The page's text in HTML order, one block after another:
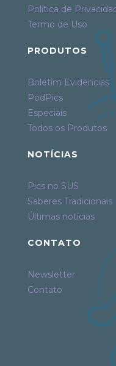
Política de
Termo de Uso
PRODUTOS
Boletim Evidências
PodPics
Especiais
Todos os Produtos
NOTÍCIAS
Pics no SUS
Saberes Tradicionais
Últimas notícias
CONTATO
Newsletter
Contato